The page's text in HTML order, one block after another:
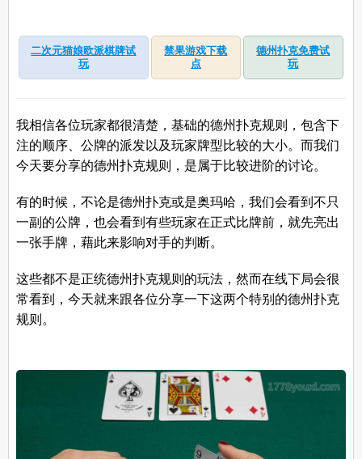
二次元猫娘欧派棋牌试
玩
禁果游戏下载
点
德州扑克免费试
玩
我相信各位玩家都很清楚，基础的德州扑克规则，包含下
注的顺序、公牌的派发以及玩家牌型比较的大小。而我们
今天要分享的德州扑克规则，是属于比较进阶的讨论。
有的时候，不论是德州扑克或是奥玛哈，我们会看到不只
一副的公牌，也会看到有些玩家在正式比牌前，就先亮出
一张手牌，藉此来影响对手的判断。
这些都不是正统德州扑克规则的玩法，然而在线下局会很
常看到，今天就来跟各位分享一下这两个特别的德州扑克
规则。